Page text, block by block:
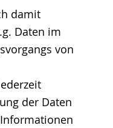
damit
Daten im
von
der Daten